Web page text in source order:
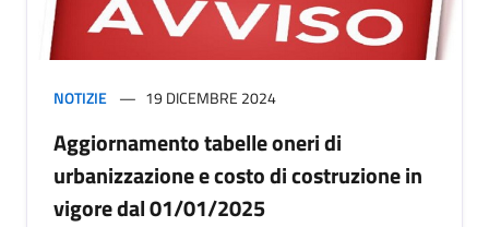
NOTIZIE 19 DICEMBRE 2024
Aggiornamento tabelle oneri di
urbanizzazione e costo di costruzione in
vigore dal 01/01/2025